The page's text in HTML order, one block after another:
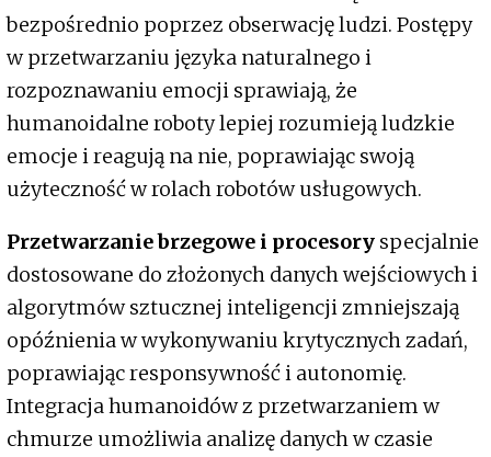
bezpośrednio poprzez obserwację ludzi. Postępy
w przetwarzaniu języka naturalnego i
rozpoznawaniu emocji sprawiają, że
humanoidalne roboty lepiej rozumieją ludzkie
emocje i reagują na nie, poprawiając swoją
użyteczność w rolach robotów usługowych.
Przetwarzanie brzegowe i procesory specjalnie
dostosowane do złożonych danych wejściowych i
algorytmów sztucznej inteligencji zmniejszają
opóźnienia w wykonywaniu krytycznych zadań,
poprawiając responsywność i autonomię.
Integracja humanoidów z przetwarzaniem w
chmurze umożliwia analizę danych w czasie